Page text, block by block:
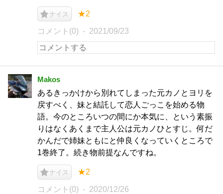
ナイス ★2
コメント(0) 2021/09/23
Makos
あるきっかけから別れてしまった元カノとヨリを
戻すべく、妹と結託して恋人ごっこを始める物
語。今のところいつの間にか本気に、という素振
りはなくあくまで主人公は元カノひとすじ。何だ
かんだで姉妹ともにと仲良くなっていくところで
1巻終了。続き物前提なんですね。
ナイス ★2
コメント(0) 2020/12/26